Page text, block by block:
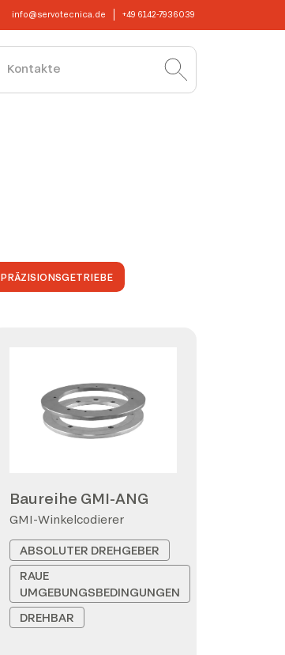
info@servotecnica.de +49 6142-7936039
Kontakte
PRÄZISIONSGETRIEBE
Baureihe GMI-ANG
GMI-Winkelcodierer
ABSOLUTER DREHGEBER
RAUE
UMGEBUNGSBEDINGUNGEN
DREHBAR